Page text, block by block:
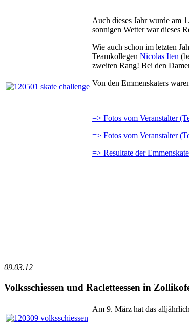
Auch dieses Jahr wurde am
sonnigen Wetter war dieses
Wie auch schon im letzten
Teamkollegen Nicolas Iten
zweiten Rang! Bei den
Von den Emmenskaters
=> Fotos vom Veranstalter
=> Fotos vom Veranstalter
=> Resultate der
09.03.12
Volksschiessen und Racletteessen in
Am 9. März hat das